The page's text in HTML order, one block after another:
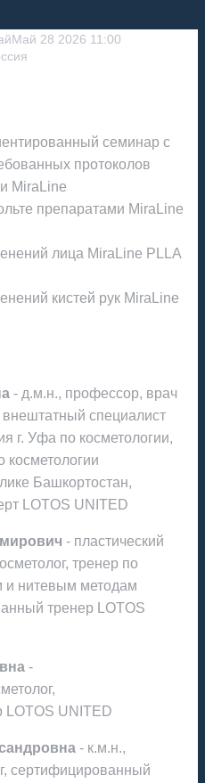
Май 28 2026 11:00
семинар с
протоколов
MiraLine
препаратами MiraLine
лица MiraLine PLLA
кистей рук MiraLine
- д.м.н., профессор, врач
специалист
г. Уфа по косметологии,
косметологии
Башкортостан,
LOTOS UNITED
- пластический
тренер по
и нитевым методам
тренер LOTOS
-
LOTOS UNITED
- к.м.н.,
сертифицированный